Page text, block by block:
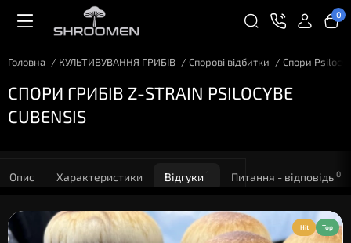
0
Головна КУЛЬТИВУВАННЯ ГРИБІВ Спорові відбитки Спори
СПОРИ ГРИБІВ Z-STRAIN PSILOCYBE
CUBENSIS
Опис Характеристики Відгуки 1 Питання - відповідь 0
Hit Top